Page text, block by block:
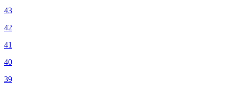
43
42
41
40
39